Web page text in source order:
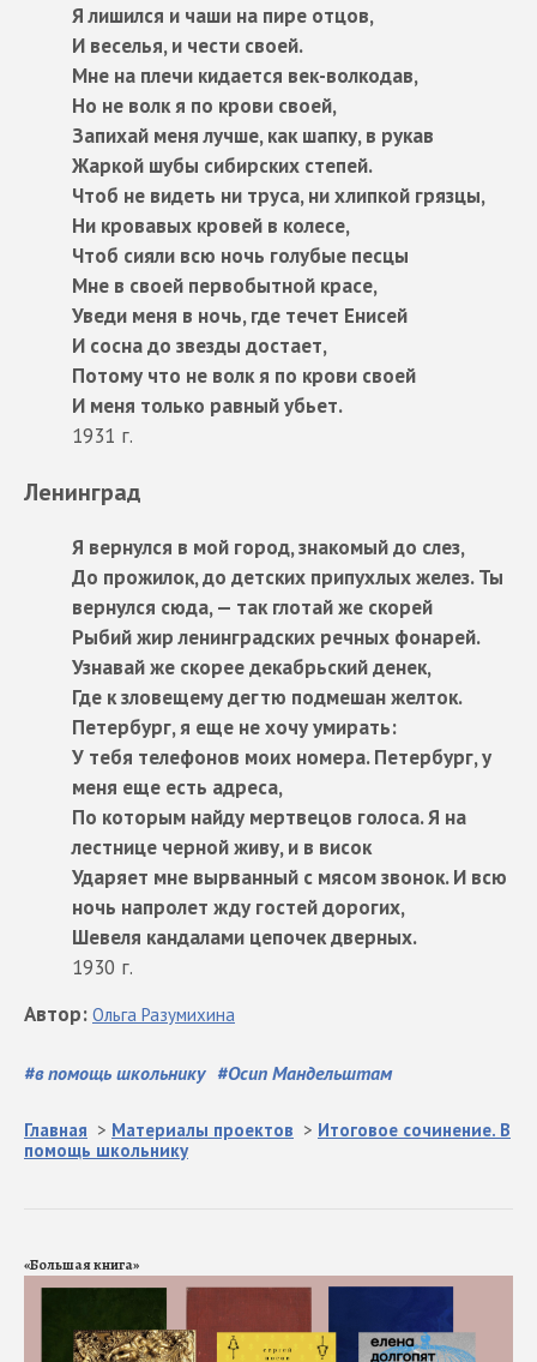
Я лишился и чаши на пире отцов,
И веселья, и чести своей.
Мне на плечи кидается век-волкодав,
Но не волк я по крови своей,
Запихай меня лучше, как шапку, в рукав
Жаркой шубы сибирских степей.
Чтоб не видеть ни труса, ни хлипкой грязцы,
Ни кровавых кровей в колесе,
Чтоб сияли всю ночь голубые песцы
Мне в своей первобытной красе,
Уведи меня в ночь, где течет Енисей
И сосна до звезды достает,
Потому что не волк я по крови своей
И меня только равный убьет.
1931 г.
Ленинград
Я вернулся в мой город, знакомый до слез,
До прожилок, до детских припухлых желез. Ты
вернулся сюда, — так глотай же скорей
Рыбий жир ленинградских речных фонарей.
Узнавай же скорее декабрьский денек,
Где к зловещему дегтю подмешан желток.
Петербург, я еще не хочу умирать:
У тебя телефонов моих номера. Петербург, у
меня еще есть адреса,
По которым найду мертвецов голоса. Я на
лестнице черной живу, и в висок
Ударяет мне вырванный с мясом звонок. И всю
ночь напролет жду гостей дорогих,
Шевеля кандалами цепочек дверных.
1930 г.
#в помощь школьнику #Осип Мандельштам
Автор: Ольга Разумихина
Главная > Материалы проектов > Итоговое сочинение. В
помощь школьнику
«Большая книга»